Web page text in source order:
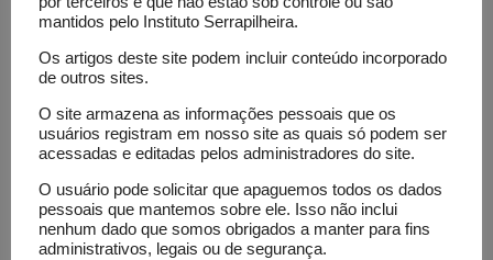
Why communicate the results of scientific
review and critical sense? How to build new
involved in the production and communication of
Brazilian ecology? To debate these issues that
emerge in the interactions between ecological
science and the media, the 2nd Rabeco –
meeting on Ecology – met experienced
mantidos pelo Instituto Serrapilheira.
Os artigos deste site podem incluir conteúdo incorporado
de outros sites.
O site armazena as informações pessoais que os
usuários registram em nosso site as quais só podem ser
acessadas e editadas pelos administradores do site.
O usuário pode solicitar que apaguemos todos os dados
pessoais que mantemos sobre ele. Isso não inclui
nenhum dado que somos obrigados a manter para fins
administrativos, legais ou de segurança.